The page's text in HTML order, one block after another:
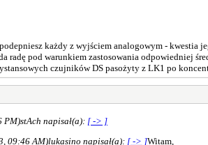
każdy z wyjściem analogowym - kwestia
radę pod warunkiem zastosowania odpowiedniej
czujników DS pasożyty z LK1 po
PM)stAch napisał(a): [ -> ]
09:46 AM)lukasino napisał(a): [ -> ]Witam,